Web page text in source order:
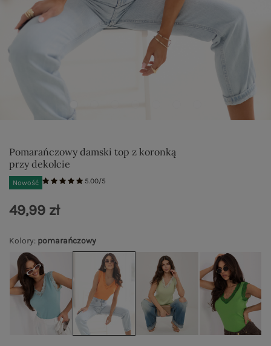
Pomarańczowy damski top z koronką
przy dekolcie
Nowość 5.00/5
Kolory: pomarańczowy
49,99 zł